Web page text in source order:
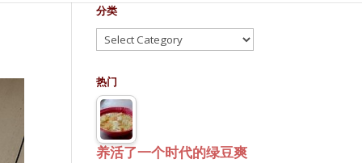
分类
分
热门
养活了一个时代的绿豆爽